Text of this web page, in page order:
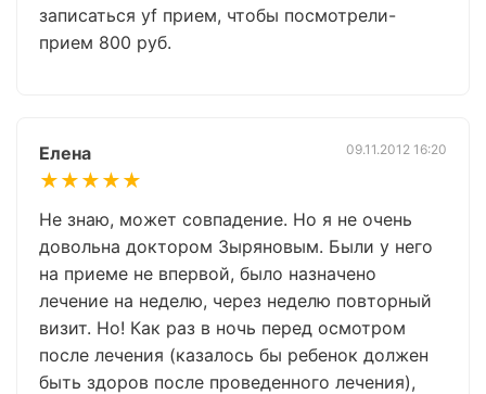
записаться yf прием, чтобы посмотрели-
прием 800 руб.
Елена
★★★★★
09.11.2012 16:20
Не знаю, может совпадение. Но я не очень
довольна доктором Зыряновым. Были у него
на приеме не впервой, было назначено
лечение на неделю, через неделю повторный
визит. Но! Как раз в ночь перед осмотром
после лечения (казалось бы ребенок должен
быть здоров после проведенного лечения),